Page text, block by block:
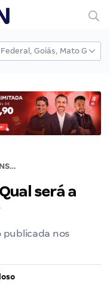
Concurso INSS 2026: Qual será a banca organizadora?
será a
publicada nos